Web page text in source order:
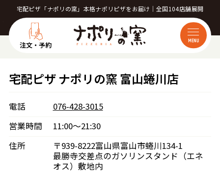
宅配ピザ「ナポリの窯」本格ナポリピザをお届け｜全国104店舗展開
注文・予約 MENU
宅配ピザ ナポリの窯 富山蜷川店
電話
076-428-3015
営業時間
11:00～21:30
住所
〒939-8222富山県富山市蜷川134-1
最勝寺交差点のガソリンスタンド（エネ
オス）敷地内